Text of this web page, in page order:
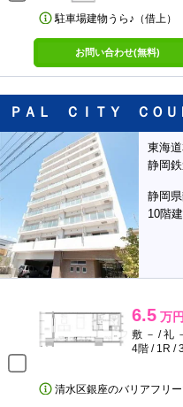
駐車場建物うら♪（借上）
お問い合わせ(無料)
ＰＡＬ ＣＩＴＹ ＣＯＵ
東海
静岡
静岡
10階
6.5 万円
敷 － / 礼
4階 / 1R /
清水区銀座のバリアフリ